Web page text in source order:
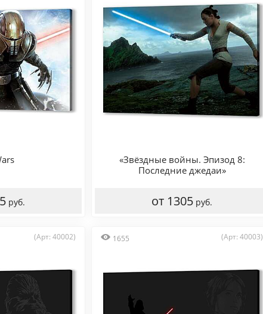
руб.
«Звёздные войны. Эпизод 8:
Последние джедаи»
от 1305 руб.
(Арт: 40002) 1655 (Арт: 40003)